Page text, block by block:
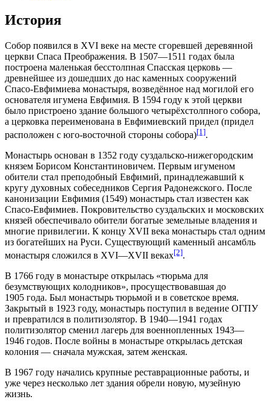
История
Собор появился в XVI веке на месте сгоревшей деревянной
церкви Спаса Преображения. В 1507—1511 годах была
построена маленькая бесстолпная Спасская церковь —
древнейшее из дошедших до нас каменных сооружений
Спасо-Евфимиева монастыря, возведённое над могилой его
основателя игумена Евфимия. В 1594 году к этой церкви
было пристроено здание большого четырёхстолпного собора,
а церковка переименована в Евфимиевский придел (придел
расположен с юго-восточной стороны собора)[1].
Монастырь основан в 1352 году суздальско-нижегородским
князем Борисом Константиновичем. Первым игуменом
обители стал преподобный Евфимий, принадлежавший к
кругу духовных собеседников Сергия Радонежского. После
канонизации Евфимия (1549) монастырь стал известен как
Спасо-Евфимиев. Покровительство суздальских и московских
князей обеспечивало обители богатые земельные владения и
многие привилегии. К концу XVII века монастырь стал одним
из богатейших на Руси. Существующий каменный ансамбль
монастыря сложился в XVI—XVII веках[2].
В 1766 году в монастыре открылась «тюрьма для
безумствующих колодников», просуществовавшая до
1905 года. Был монастырь тюрьмой и в советское время.
Закрытый в 1923 году, монастырь поступил в ведение ОГПУ
и превратился в политизолятор. В 1940—1941 годах
политизолятор сменил лагерь для военнопленных 1943—
1946 годов. После войны в монастыре открылась детская
колония — сначала мужская, затем женская.
В 1967 году начались крупные реставрационные работы, и
уже через несколько лет здания обрели новую, музейную
жизнь.